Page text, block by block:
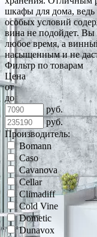
шкафы для дома, ведь
особых условий
вина не подойдет.
любое время, а
насыщенным и не
Фильтр по товарам
Цена
от
до
руб.
руб.
Производитель:
Bomann
Caso
Cavanova
Cellar
Climadiff
Cold Vine
Dometic
Dunavox